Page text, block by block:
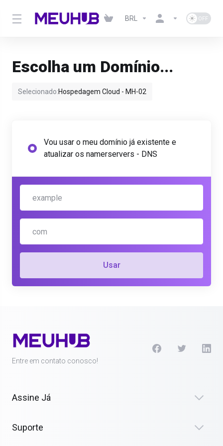
BRL
Escolha um Domínio...
Selecionado:Hospedagem Cloud - MH-02
Vou usar o meu domínio já existente e
atualizar os namerservers - DNS
Usar
Entre em contato conosco!
Assine Já
Suporte